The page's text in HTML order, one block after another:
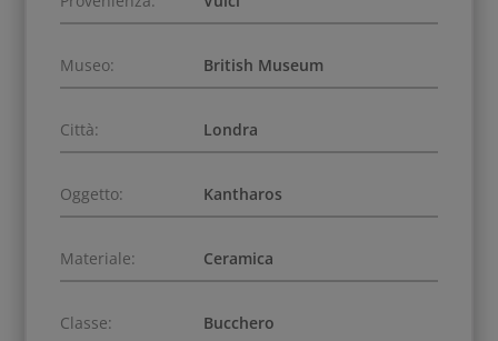
Museo: British Museum
Città: Londra
Oggetto: Kantharos
Materiale: Ceramica
Classe: Bucchero